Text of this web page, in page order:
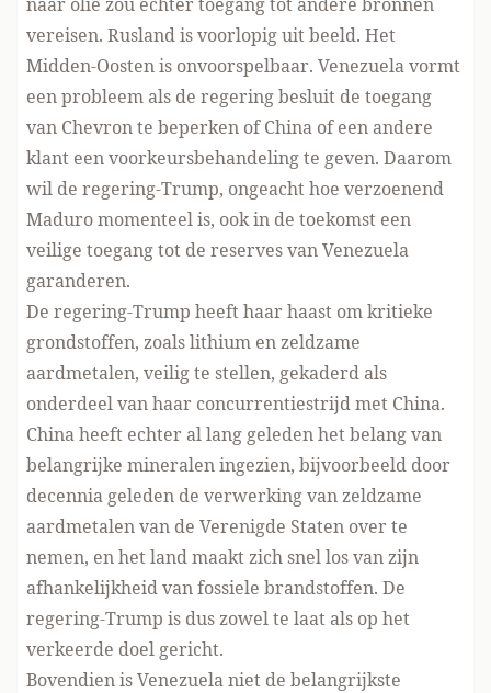
vereisen. Rusland is voorlopig uit beeld. Het
Midden-Oosten is onvoorspelbaar. Venezuela vormt
een probleem als de regering besluit de toegang
van Chevron te beperken of China of een andere
klant een voorkeursbehandeling te geven. Daarom
wil de regering-Trump, ongeacht hoe verzoenend
Maduro momenteel is, ook in de toekomst een
veilige toegang tot de reserves van Venezuela
garanderen.
De regering-Trump heeft haar haast om kritieke
grondstoffen, zoals lithium en zeldzame
aardmetalen, veilig te stellen, gekaderd als
onderdeel van haar concurrentiestrijd met China.
China heeft echter al lang geleden het belang van
belangrijke mineralen ingezien, bijvoorbeeld door
decennia geleden de verwerking van zeldzame
aardmetalen van de Verenigde Staten over te
nemen, en het land maakt zich snel los van zijn
afhankelijkheid van fossiele brandstoffen. De
regering-Trump is dus zowel te laat als op het
verkeerde doel gericht.
Bovendien is Venezuela niet de belangrijkste